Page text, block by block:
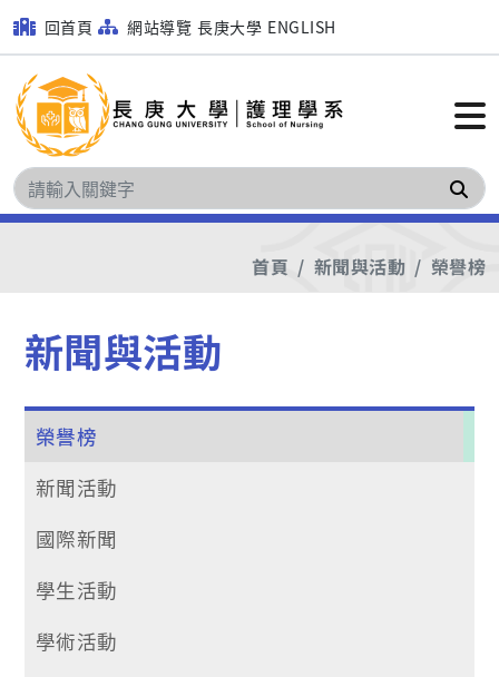
回首頁 網站導覽 長庚大學 ENGLISH
搜
首頁 新聞與活動 榮譽榜
新聞與活動
榮譽榜
新聞活動
國際新聞
學生活動
學術活動